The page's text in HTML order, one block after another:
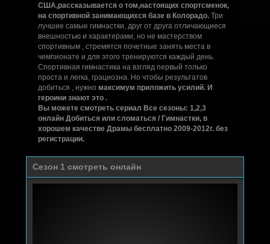
США,рассказывается о том,настоящих спортсменок,
на спортивной занимающихся базе в Колорадо.Три
лучшие самые гимнастки, друг от друга отличающиеся
внешностью и характерами, но не мастерством
спортивным , стремятся почетные занять места в
чемпионате и для этого тренируются каждый день.
Спортивная гимнастика на взгляд первый только
проста и легка, грациозна. Но чтобы результатов
добиться , нужно максимум приложить усилий. И
героини знают это .
Вы можете смотреть сериал Все сезоны: 1,2,3
онлайн Добиться или сломаться / Гимнастки, в
хорошем качестве Драмы бесплатно 2009-2012г. без
регистрации.
Cезон 1 смотреть онлайн